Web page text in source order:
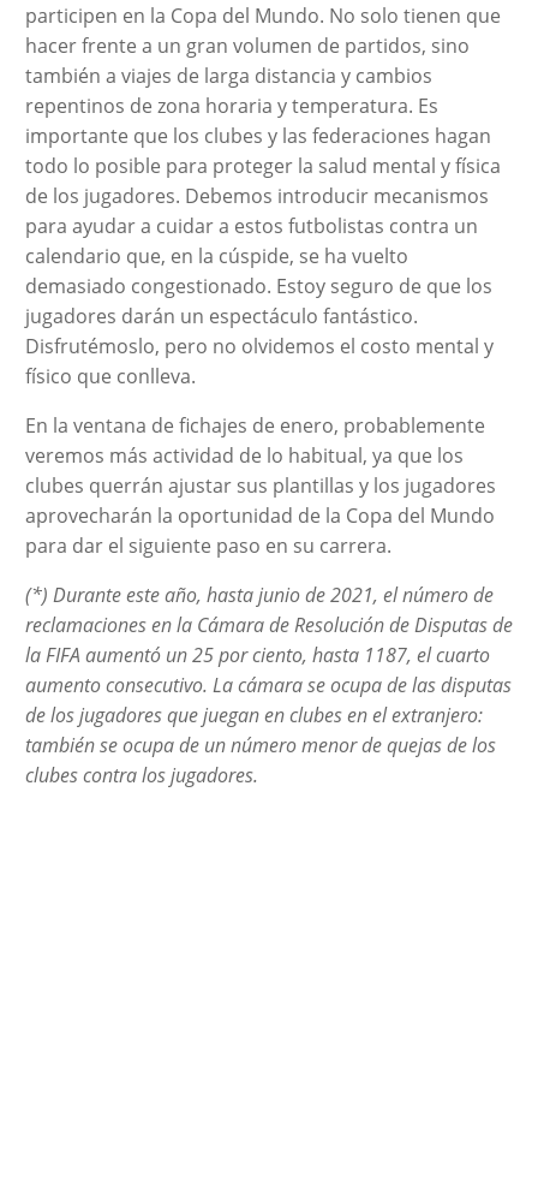
participen en la Copa del Mundo. No solo tienen que
hacer frente a un gran volumen de partidos, sino
también a viajes de larga distancia y cambios
repentinos de zona horaria y temperatura. Es
importante que los clubes y las federaciones hagan
todo lo posible para proteger la salud mental y física
de los jugadores. Debemos introducir mecanismos
para ayudar a cuidar a estos futbolistas contra un
calendario que, en la cúspide, se ha vuelto
demasiado congestionado. Estoy seguro de que los
jugadores darán un espectáculo fantástico.
Disfrutémoslo, pero no olvidemos el costo mental y
físico que conlleva.
En la ventana de fichajes de enero, probablemente
veremos más actividad de lo habitual, ya que los
clubes querrán ajustar sus plantillas y los jugadores
aprovecharán la oportunidad de la Copa del Mundo
para dar el siguiente paso en su carrera.
(*) Durante este año, hasta junio de 2021, el número de
reclamaciones en la Cámara de Resolución de Disputas de
la FIFA aumentó un 25 por ciento, hasta 1187, el cuarto
aumento consecutivo. La cámara se ocupa de las disputas
de los jugadores que juegan en clubes en el extranjero:
también se ocupa de un número menor de quejas de los
clubes contra los jugadores.